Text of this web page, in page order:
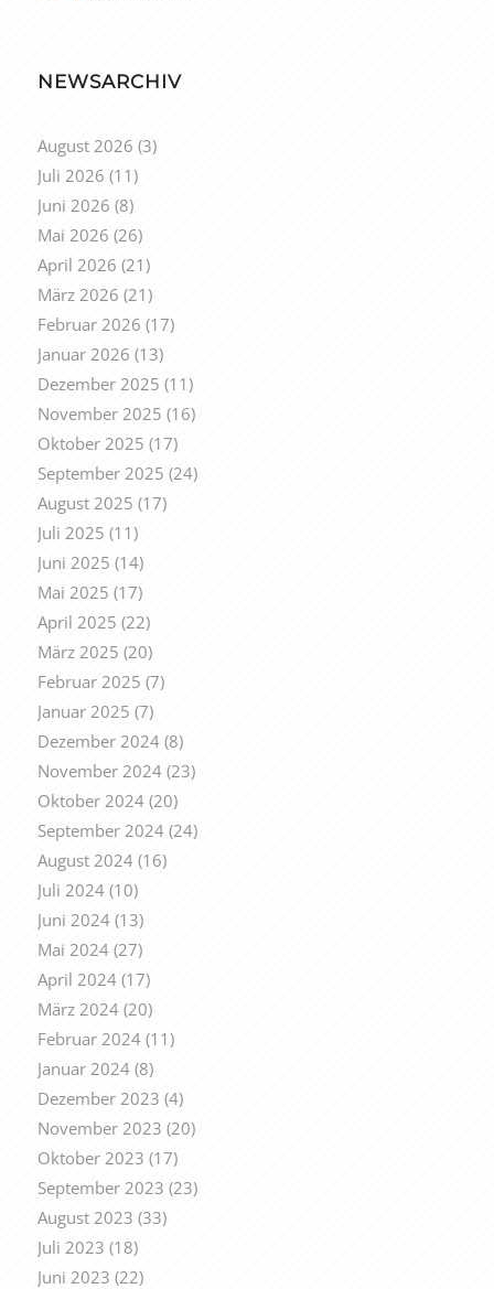
NEWSARCHIV
August 2026 (3)
Juli 2026 (11)
Juni 2026 (8)
Mai 2026 (26)
April 2026 (21)
März 2026 (21)
Februar 2026 (17)
Januar 2026 (13)
Dezember 2025 (11)
November 2025 (16)
Oktober 2025 (17)
September 2025 (24)
August 2025 (17)
Juli 2025 (11)
Juni 2025 (14)
Mai 2025 (17)
April 2025 (22)
März 2025 (20)
Februar 2025 (7)
Januar 2025 (7)
Dezember 2024(8)
November 2024(23)
Oktober 2024(20)
September 2024(24)
August 2024(16)
Juli 2024(10)
Juni 2024(13)
Mai 2024(27)
April 2024(17)
März 2024(20)
Februar 2024(11)
Januar 2024(8)
Dezember 2023 (4)
November 2023 (20)
Oktober 2023 (17)
September 2023 (23)
August 2023 (33)
Juli 2023 (18)
Juni 2023 (22)